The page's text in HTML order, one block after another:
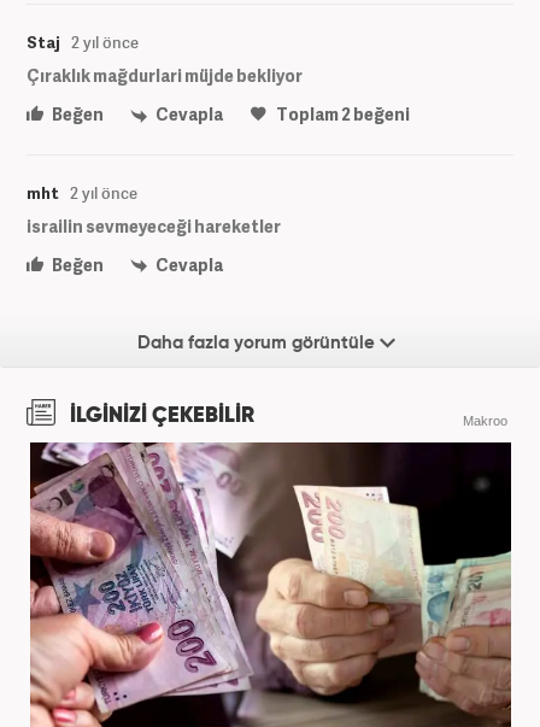
Staj 2 yıl önce
Çıraklık mağdurlari müjde bekliyor
Beğen
Cevapla Toplam2beğeni
mht 2 yıl önce
israilin sevmeyeceği hareketler
Beğen
Cevapla
Daha fazla yorum görüntüle
İLGİNİZİ ÇEKEBİLİR Makroo